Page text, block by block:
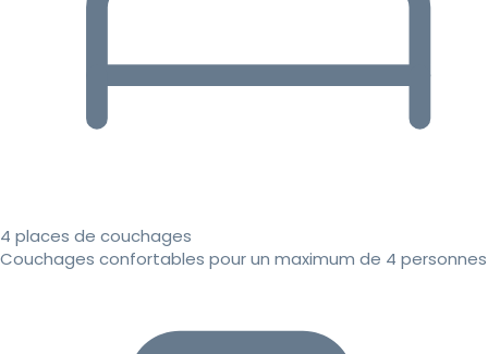
4 places de couchages
Couchages confortables pour un maximum de 4 personnes